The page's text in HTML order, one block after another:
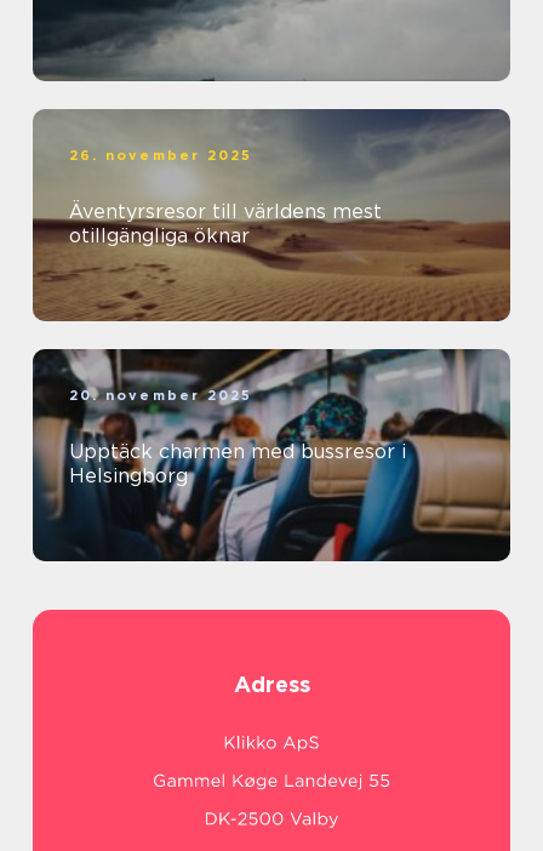
26. november 2025
Äventyrsresor till världens mest
otillgängliga öknar
20. november 2025
Upptäck charmen med bussresor i
Helsingborg
Adress